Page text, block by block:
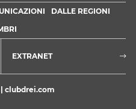
DALLE REGIONI
EXTRANET
clubdrei.com